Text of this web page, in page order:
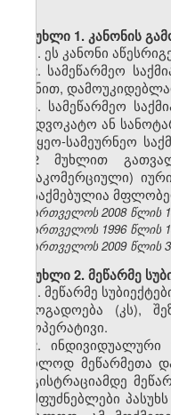
მუხლი 1. კანონის
1. ეს კანონი
2. სამეწარმეო
მიზნით,
3. სამეწარმეო
საადვოკატო ან
სატყეო-სამეურნეო
მე-2 მუხლით
(არაკომერციული)
დასაქმებულია
საქართველოს 2008 წლის
საქართველოს 1996 წლის
საქართველოს 2009 წლის
მუხლი 2. მეწარმე
1. მეწარმე
საზოგადოება (კს),
კოოპერატივი.
2.
მხოლოდ მეწარმეთა
რეგისტრაციამდე
დამფუძნებლები